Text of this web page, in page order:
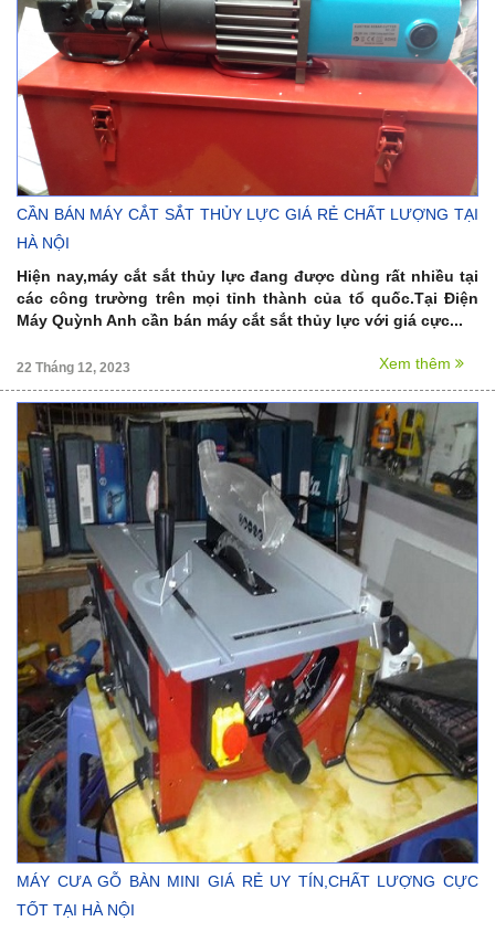
CẦN BÁN MÁY CẮT SẮT THỦY LỰC GIÁ RẺ CHẤT LƯỢNG TẠI
HÀ NỘI
Hiện nay,máy cắt sắt thủy lực đang được dùng rất nhiều tại
các công trường trên mọi tỉnh thành của tổ quốc.Tại Điện
Máy Quỳnh Anh cần bán máy cắt sắt thủy lực với giá cực...
22 Tháng 12, 2023 Xem thêm
MÁY CƯA GỖ BÀN MINI GIÁ RẺ UY TÍN,CHẤT LƯỢNG CỰC
TỐT TẠI HÀ NỘI